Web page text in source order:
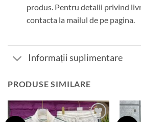
produs. Pentru detalii privind
contacta la mailul de pe pagina.
Informații suplimentare
PRODUSE SIMILARE